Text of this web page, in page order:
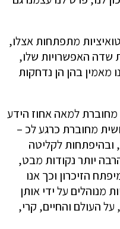
מתפתחות אצלו,
שדה האפשרויות שלו,
מאמין בהן הן נדחקות
מחוברת למאה אחוז הידע
מחוברת כרגע לכ –
ובהיפתחות לקליטה
יותר נקודות מבט,
הזיכרון וכך אנו
מנוהלים על ידי אותן
על העולם והחיים, קרי,